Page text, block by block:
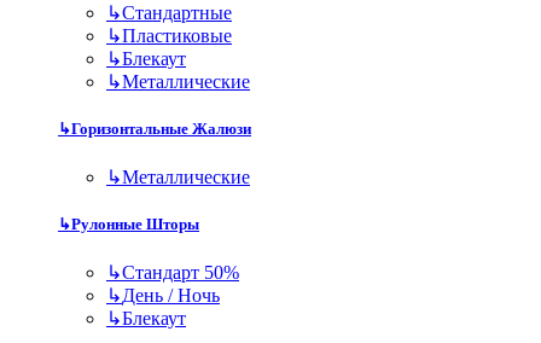
↳Стандартные
↳Пластиковые
↳Блекаут
↳Металлические
↳Горизонтальные Жалюзи
↳Металлические
↳Рулонные Шторы
↳Стандарт 50%
↳День / Ночь
↳Блекаут